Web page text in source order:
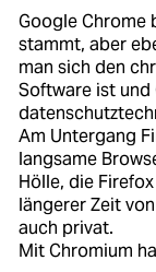
Google Chrome
stammt, aber
man sich den
Software ist
Am Untergang
langsame
Hölle, die
längerer Zeit
auch privat.
Mit Chromium